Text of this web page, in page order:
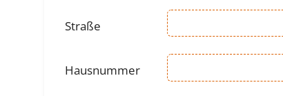
Straße
Hausnummer